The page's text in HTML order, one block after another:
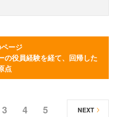
ージ
の役員経験を経て、回帰した
点
3 4 5 NEXT